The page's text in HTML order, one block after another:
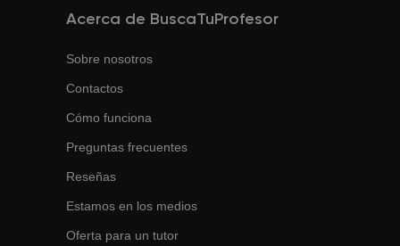
Acerca de BuscaTuProfesor
Sobre nosotros
Contactos
Cómo funciona
Preguntas frecuentes
Reseñas
Estamos en los medios
Oferta para un tutor